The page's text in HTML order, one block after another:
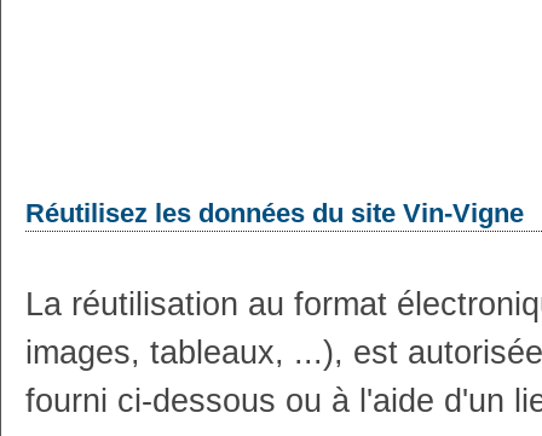
Réutilisez les données du site Vin-Vigne
La réutilisation au format
images, tableaux, ...), est
fourni ci-dessous ou à l'aide d'un